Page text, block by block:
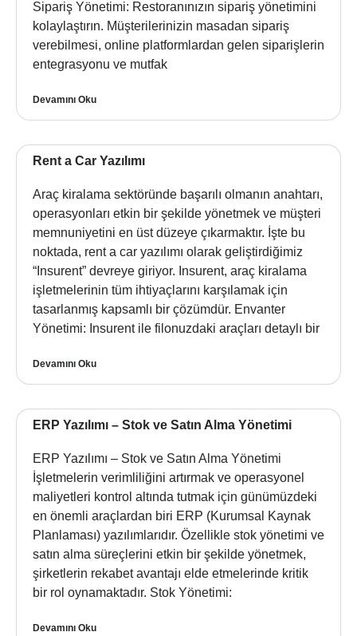
Sipariş Yönetimi: Restoranınızın sipariş yönetimini
kolaylaştırın. Müşterilerinizin masadan sipariş
verebilmesi, online platformlardan gelen siparişlerin
entegrasyonu ve mutfak
Devamını Oku
Rent a Car Yazılımı
Araç kiralama sektöründe başarılı olmanın anahtarı,
operasyonları etkin bir şekilde yönetmek ve müşteri
memnuniyetini en üst düzeye çıkarmaktır. İşte bu
noktada, rent a car yazılımı olarak geliştirdiğimiz
“Insurent” devreye giriyor. Insurent, araç kiralama
işletmelerinin tüm ihtiyaçlarını karşılamak için
tasarlanmış kapsamlı bir çözümdür. Envanter
Yönetimi: Insurent ile filonuzdaki araçları detaylı bir
Devamını Oku
ERP Yazılımı – Stok ve Satın Alma Yönetimi
ERP Yazılımı – Stok ve Satın Alma Yönetimi
İşletmelerin verimliliğini artırmak ve operasyonel
maliyetleri kontrol altında tutmak için günümüzdeki
en önemli araçlardan biri ERP (Kurumsal Kaynak
Planlaması) yazılımlarıdır. Özellikle stok yönetimi ve
satın alma süreçlerini etkin bir şekilde yönetmek,
şirketlerin rekabet avantajı elde etmelerinde kritik
bir rol oynamaktadır. Stok Yönetimi:
Devamını Oku